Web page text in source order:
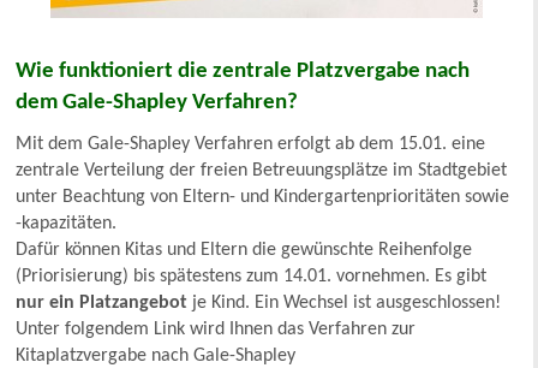
Wie funktioniert die zentrale Platzvergabe nach
dem Gale-Shapley Verfahren?
Mit dem Gale-Shapley Verfahren erfolgt ab dem 15.01. eine
zentrale Verteilung der freien Betreuungsplätze im Stadtgebiet
unter Beachtung von Eltern- und Kindergartenprioritäten sowie
-kapazitäten.
Dafür können Kitas und Eltern die gewünschte Reihenfolge
(Priorisierung) bis spätestens zum 14.01. vornehmen. Es gibt
nur ein Platzangebot je Kind. Ein Wechsel ist ausgeschlossen!
Unter folgendem Link wird Ihnen das Verfahren zur
Kitaplatzvergabe nach Gale-Shapley